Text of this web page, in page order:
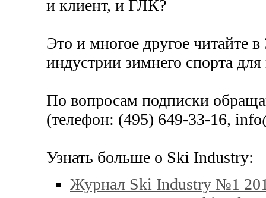
и клиент, и ГЛК?
Это и многое другое читайте
индустрии зимнего спорта
По вопросам подписки
(телефон: (495) 649-33-16,
Узнать больше о Ski Industry:
Журнал Ski Industry №1